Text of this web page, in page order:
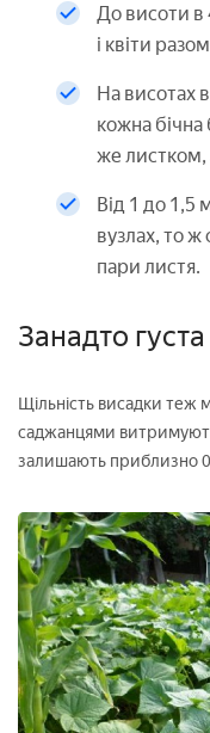
До висоти в
і квіти
На висотах
кожна
же листком,
Від 1 до 1,5
вузлах, то ж
пари листя.
Занадто
Щільність висадки теж
саджанцями
залишають приблизно